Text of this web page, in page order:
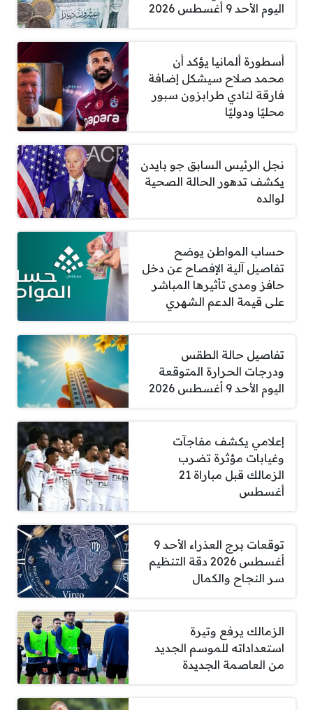
اليوم الأحد 9 أغسطس 2026
أسطورة ألمانيا يؤكد أن
محمد صلاح سيشكل إضافة
فارقة لنادي طرابزون سبور
محليًا ودوليًا
نجل الرئيس السابق جو بايدن
يكشف تدهور الحالة الصحية
لوالده
حساب المواطن يوضح
تفاصيل آلية الإفصاح عن دخل
حافز ومدى تأثيرها المباشر
على قيمة الدعم الشهري
تفاصيل حالة الطقس
ودرجات الحرارة المتوقعة
اليوم الأحد 9 أغسطس 2026
إعلامي يكشف مفاجآت
وغيابات مؤثرة تضرب
الزمالك قبل مباراة 21
أغسطس
توقعات برج العذراء الأحد 9
أغسطس 2026 دقة التنظيم
سر النجاح والكمال
الزمالك يرفع وتيرة
استعداداته للموسم الجديد
من العاصمة الجديدة